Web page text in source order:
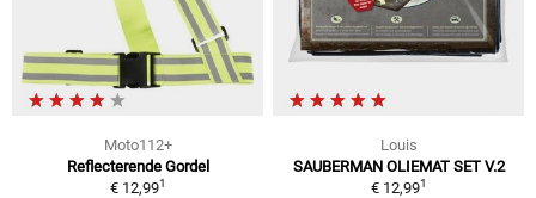
Moto112+
Reflecterende Gordel
€ 12,991
Louis
SAUBERMAN OLIEMAT SET V.2
€ 12,991